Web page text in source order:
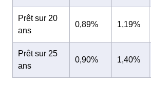
Prêt sur 20
ans
0,89% 1,19%
Prêt sur 25
ans
0,90% 1,40%